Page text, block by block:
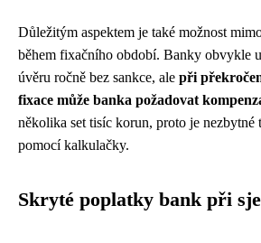
Důležitým aspektem je také možnost
během fixačního období. Banky obvykle
úvěru ročně bez sankce, ale při
fixace může banka požadovat
několika set tisíc korun, proto je
pomocí kalkulačky.
Skryté poplatky bank při